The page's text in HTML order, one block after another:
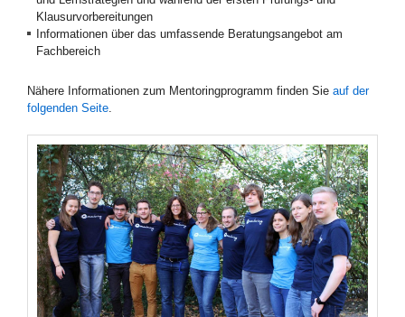
Klausurvorbereitungen
Informationen über das umfassende Beratungsangebot am
Fachbereich
Nähere Informationen zum Mentoringprogramm finden Sie auf der
folgenden Seite.